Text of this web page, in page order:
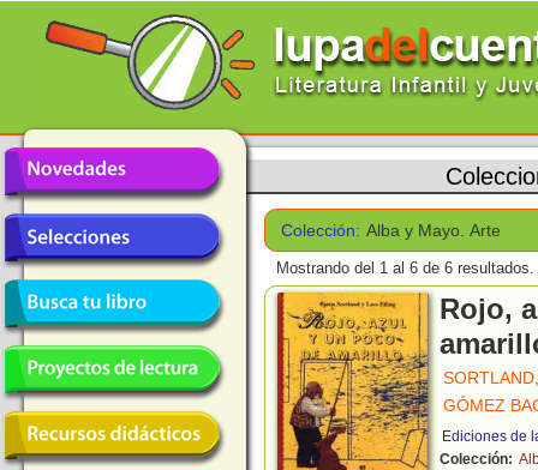
Colección: Alba y Mayo. Arte
Mostrando del 1 al 6 de 6 resultados.
Rojo,
GÓMEZ
Ediciones de
Colección: